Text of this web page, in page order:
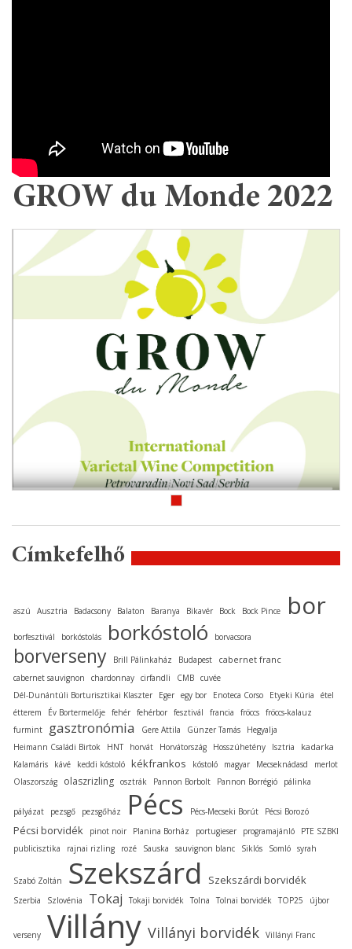
GROW du Monde 2022
Címkefelhő
aszú Ausztria Badacsony Balaton Baranya Bikavér Bock Bock Pince bor
borfesztivál borkóstolás borkóstoló borvacsora
borverseny Brill Pálinkaház Budapest cabernet franc
cabernet sauvignon chardonnay cirfandli CMB cuvée
Dél-Dunántúli Borturisztikai Klaszter
Eger egy bor Enoteca Corso Etyeki Kúria
étel
étterem
Év Bortermelője fehér fehérbor fesztivál francia fröccs fröccs-kalauz
furmint
gasztronómia Gere Attila Günzer Tamás
Hegyalja
Heimann Családi Birtok
HNT horvát Horvátország Hosszúhetény Isztria kadarka
Kalamáris kávé keddi kóstoló kékfrankos kóstoló magyar Mecseknádasd
merlot
Olaszország
olaszrizling osztrák Pannon Borbolt Pannon Borrégió pálinka
pályázat pezsgő pezsgőház Pécs Pécs-Mecseki Borút Pécsi Borozó
Pécsi borvidék pinot noir Planina Borház portugieser programajánló
PTE SZBKI
publicisztika
rajnai rizling rozé Sauska sauvignon blanc Siklós Somló syrah
Szabó Zoltán Szekszárd Szekszárdi borvidék
Szerbia Szlovénia Tokaj Tokaji borvidék Tolna Tolnai borvidék TOP25 újbor
verseny Villány Villányi borvidék Villányi Franc